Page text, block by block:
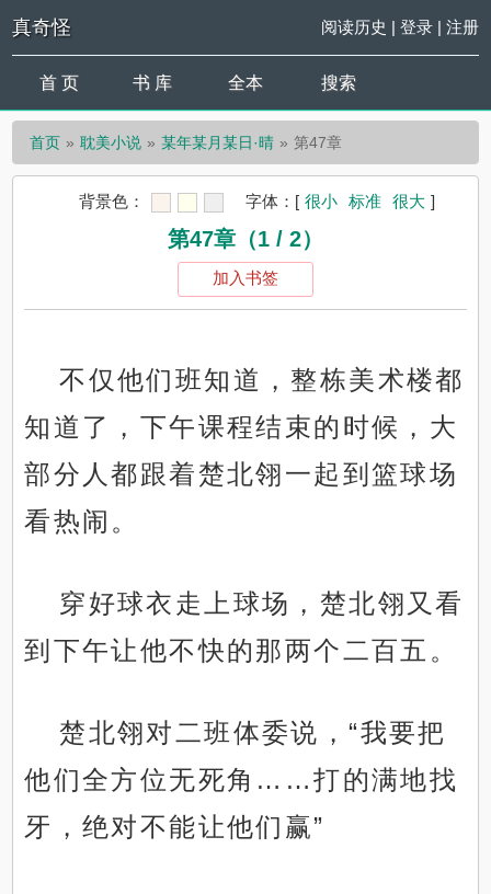
真奇怪 阅读历史 | 登录| 注册
首 页 书 库 全本 搜索
首页 耽美小说 某年某月某日·晴 第47章
背景色： 字体： [ 很小 标准 很大 ]
第47章（1 / 2）
加入书签
不仅他们班知道，整栋美术楼都
知道了，下午课程结束的时候，大
部分人都跟着楚北翎一起到篮球场
看热闹。
穿好球衣走上球场，楚北翎又看
到下午让他不快的那两个二百五。
楚北翎对二班体委说，“我要把
他们全方位无死角……打的满地找
牙，绝对不能让他们赢”